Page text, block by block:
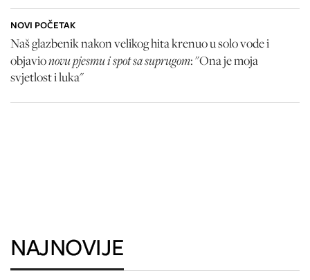
NOVI POČETAK
Naš glazbenik nakon velikog hita krenuo u solo vode i
objavionovu pjesmu i spot sa suprugom: "Ona je moja
svjetlost i luka"
NAJNOVIJE